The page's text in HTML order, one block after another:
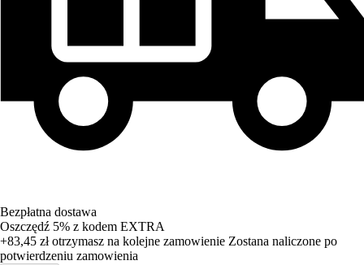
Bezpłatna dostawa
Oszczędź 5% z kodem EXTRA
+83,45 złotrzymasz na kolejne zamowienie Zostana naliczone po
potwierdzeniu zamowienia